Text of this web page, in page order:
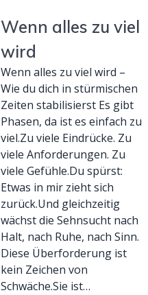
Wenn alles zu viel
wird
Wenn alles zu viel wird –
Wie du dich in stürmischen
Zeiten stabilisierst Es gibt
Phasen, da ist es einfach zu
viel.Zu viele Eindrücke. Zu
viele Anforderungen. Zu
viele Gefühle.Du spürst:
Etwas in mir zieht sich
zurück.Und gleichzeitig
wächst die Sehnsucht nach
Halt, nach Ruhe, nach Sinn.
Diese Überforderung ist
kein Zeichen von
Schwäche.Sie ist…